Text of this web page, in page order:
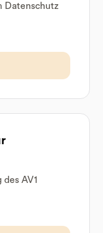
Datenschutz
AV1